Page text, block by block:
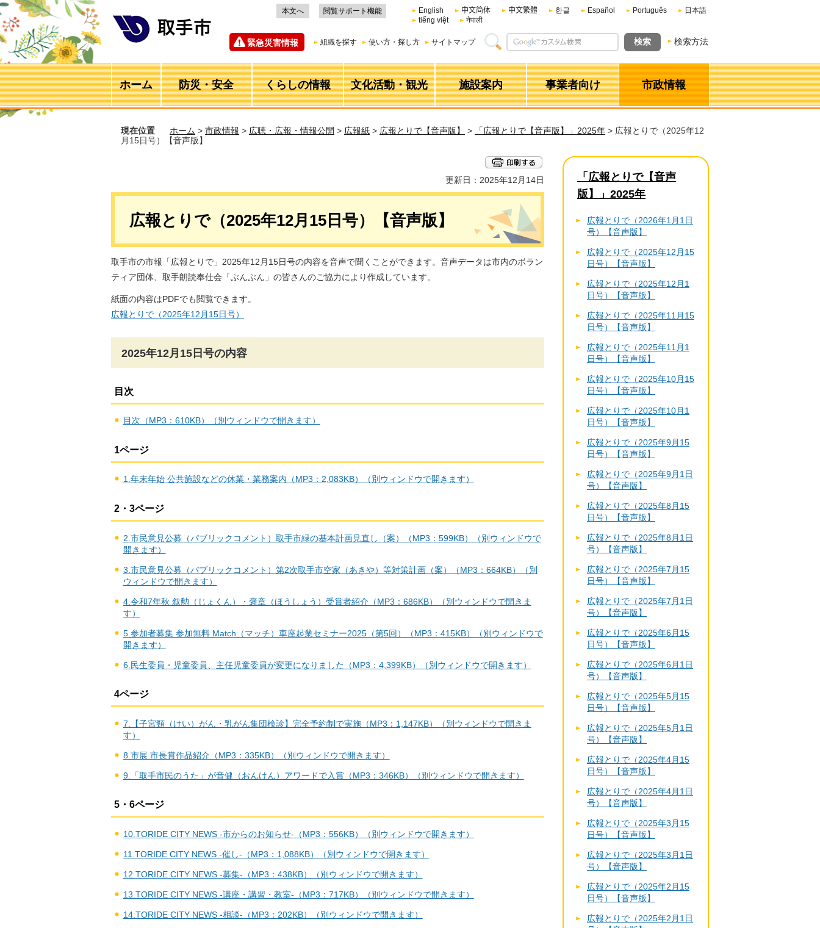
本文へ 閲覧サポート機能 English 中文简体 中文繁體 한글 Español Português
日本語
tiếng việt
नेपाली
緊急災害情報 組織を探す 使い方・探し方 サイトマップ 検索方法
ホーム 防災・安全 くらしの情報 文化活動・観光 施設案内 事業者向け 市政情報
現在位置 ホーム > 市政情報 > 広聴・広報・情報公開 > 広報紙 > 広報とりで【音声版】 > 「広報とりで【音声版】」2025年 > 広報とりで（2025年12
月15日号）【音声版】
更新日：2025年12月14日
広報とりで（2025年12月15日号）【音声版】
取手市の市報「広報とりで」2025年12月15日号の内容を音声で聞くことができます。音声データは市内のボラン
ティア団体、取手朗読奉仕会「ぶんぶん」の皆さんのご協力により作成しています。
紙面の内容はPDFでも閲覧できます。
広報とりで（2025年12月15日号）
2025年12月15日号の内容
目次
目次（MP3：610KB）（別ウィンドウで開きます）
1ページ
1.年末年始 公共施設などの休業・業務案内（MP3：2,083KB）（別ウィンドウで開きます）
2・3ページ
2.市民意見公募（パブリックコメント）取手市緑の基本計画見直し（案）（MP3：599KB）（別ウィンドウで
開きます）
3.市民意見公募（パブリックコメント）第2次取手市空家（あきや）等対策計画（案）（MP3：664KB）（別
ウィンドウで開きます）
4.令和7年秋 叙勲（じょくん）・褒章（ほうしょう）受賞者紹介（MP3：686KB）（別ウィンドウで開きま
す）
5.参加者募集 参加無料 Match（マッチ）車座起業セミナー2025（第5回）（MP3：415KB）（別ウィンドウで
開きます）
6.民生委員・児童委員、主任児童委員が変更になりました（MP3：4,399KB）（別ウィンドウで開きます）
4ページ
7.【子宮頸（けい）がん・乳がん集団検診】完全予約制で実施（MP3：1,147KB）（別ウィンドウで開きま
す）
8.市展 市長賞作品紹介（MP3：335KB）（別ウィンドウで開きます）
9.「取手市民のうた」が音健（おんけん）アワードで入賞（MP3：346KB）（別ウィンドウで開きます）
5・6ページ
10.TORIDE CITY NEWS -市からのお知らせ-（MP3：556KB）（別ウィンドウで開きます）
11.TORIDE CITY NEWS -催し-（MP3：1,088KB）（別ウィンドウで開きます）
12.TORIDE CITY NEWS -募集-（MP3：438KB）（別ウィンドウで開きます）
13.TORIDE CITY NEWS -講座・講習・教室-（MP3：717KB）（別ウィンドウで開きます）
14.TORIDE CITY NEWS -相談-（MP3：202KB）（別ウィンドウで開きます）
「広報とりで【音声
版】」2025年
広報とりで（2026年1月1日
号）【音声版】
広報とりで（2025年12月15
日号）【音声版】
広報とりで（2025年12月1
日号）【音声版】
広報とりで（2025年11月15
日号）【音声版】
広報とりで（2025年11月1
日号）【音声版】
広報とりで（2025年10月15
日号）【音声版】
広報とりで（2025年10月1
日号）【音声版】
広報とりで（2025年9月15
日号）【音声版】
広報とりで（2025年9月1日
号）【音声版】
広報とりで（2025年8月15
日号）【音声版】
広報とりで（2025年8月1日
号）【音声版】
広報とりで（2025年7月15
日号）【音声版】
広報とりで（2025年7月1日
号）【音声版】
広報とりで（2025年6月15
日号）【音声版】
広報とりで（2025年6月1日
号）【音声版】
広報とりで（2025年5月15
日号）【音声版】
広報とりで（2025年5月1日
号）【音声版】
広報とりで（2025年4月15
日号）【音声版】
広報とりで（2025年4月1日
号）【音声版】
広報とりで（2025年3月15
日号）【音声版】
広報とりで（2025年3月1日
号）【音声版】
広報とりで（2025年2月15
日号）【音声版】
広報とりで（2025年2月1日